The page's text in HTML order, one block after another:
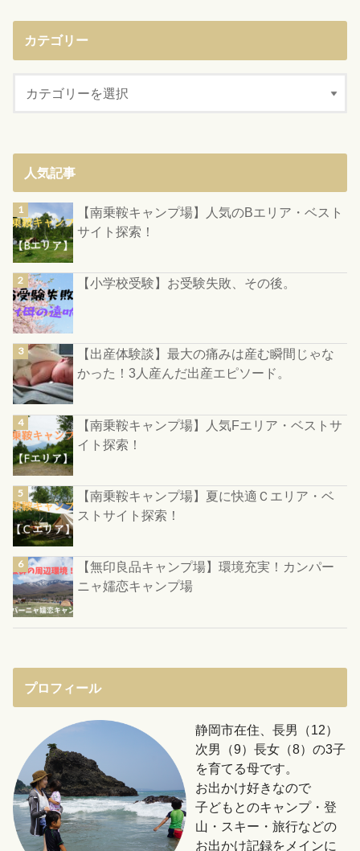
カテゴリー
人気記事
【南乗鞍キャンプ場】人気のBエリア・ベスト
サイト探索！
【小学校受験】お受験失敗、その後。
【出産体験談】最大の痛みは産む瞬間じゃな
かった！3人産んだ出産エピソード。
【南乗鞍キャンプ場】人気Fエリア・ベストサ
イト探索！
【南乗鞍キャンプ場】夏に快適Ｃエリア・ベ
ストサイト探索！
【無印良品キャンプ場】環境充実！カンパー
ニャ嬬恋キャンプ場
プロフィール
静岡市在住、長男（12）
次男（9）長女（8）の3子
を育てる母です。
お出かけ好きなので
子どもとのキャンプ・登
山・スキー・旅行などの
お出かけ記録をメインに